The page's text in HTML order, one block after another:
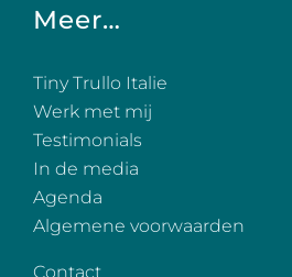
Meer…
Tiny Trullo Italie
Werk met mij
Testimonials
In de media
Agenda
Algemene voorwaarden
Contact